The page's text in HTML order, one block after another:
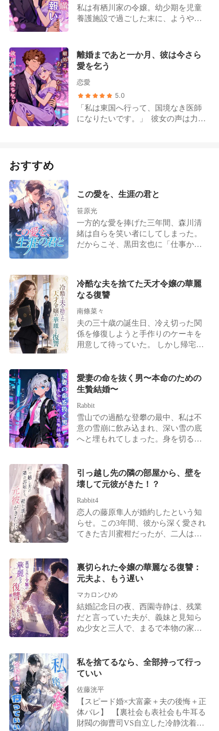
女の人生を継いだ。でも彼女の想い
は継がない。 よし、こうしよう。 夫
けてやった。 「勘違いするな。捨て
たのはお前だ。」 これは私（第三
者）の物語。弱い女の成り代わり、
しい。 そして、前夫よりももっと手
強い男が、私に興味を持ち始めてい
私は有栖川家の令嬢。幼少期を児童
養護施設で過ごした末に、ようやく
慈しんでくれた。 私の人生を破滅さ
せようとした女、菊池莉奈は精神科
施設に収容された。 私は安全で、愛
されていた。 自分の誕生日に、夫の
譲をオフィスで驚かせようと決め
た。でも、彼はそこにいなかった。
彼を見つけたのは、街の反対側にあ
た。今朝、私にしてくれたのと同
じ、愛情のこもった、慣れた仕草
で。 そっと近づくと、彼らの会話が
聞こえてきた。 私が誕生日に行きた
いと願った遊園地は、彼がすでに公
園全体を息子に約束していたために
ことは何でも信じるんだ。哀れなく
らいにな」 譲の声には、私の息を奪
うほどの残酷さが滲んでいた。 私の
現実のすべてが――この秘密の生活
に資金を提供していた愛情深い両親
も、献身的な夫も――五年間にわた
なかった。 スマホが震えた。譲から
のメッセージだった。彼が本当の家
族の隣に立ちながら送ってきたもの
だ。 「会議、終わったよ。疲れた。
会いたいな」 その何気ない嘘が、最
後の一撃だった。 彼らは私を、自分
たちがコントロールできる哀れで感
いたかを知ることになる。
離婚まであと一か月、彼は今さら
愛を乞う
恋愛
5.0
「私は東国へ行って、国境なき医師
になりたいです。」 彼女の声は力強
離婚します。私が出発した後は、彼
い。」 何度も耐えてきた。何度も過
去の真相を探し続けてきた。 自分が
癌に侵されたとき、夫は義妹と関係
を持っていた。 だから、彼女はつい
で、私たちはようやく解放され
る。」 だが、彼女が命の危機に陥っ
たそのとき、彼は病室で何度もひざ
まずき、彼女が目を覚ますよう祈り
続けていた。
おすすめ
この愛を、生涯の君と
笹原光
一方的な愛を捧げた三年間、森川清
緒は自らを笑い者にしてしまった。
だからこそ、黒田玄也に「仕事か離
ての理性的で、美貌と才気を兼ね備
えた「森川医薬」の継承者に戻るこ
とを。 その後。 元夫である黒田玄也
は、一族郎党を引き連れて復縁を懇
願しに跪くこととなる。 しかし、森
川清緒の背後は規格外だった。実父
世界に顔が利き妹を溺愛する腹黒社
長、そして弟は芸能界のドン。 そう
そう……もう一人。「芸能界で真面
目にやらなければ実家の千億の遺産
を継がせる」と脅されており、プラ
イドが高く毒舌だが、誰よりも彼女
には甘い「宿敵」の存在も忘れては
冷酷な夫を捨てた天才令嬢の華麗
なる復讐
南條菜々
夫の三十歳の誕生日、冷え切った関
係を修復しようと手作りのケーキを
用意して待っていた。 しかし帰宅し
夜中に出かけていこうとした。 「お
願い、今夜だけは、ここにい
私を、彼は虫ケラのように荒々しく
振り払った。 大理石のベンチに頭を
叩きつけられ、視界が血に染まる
中、彼は床の血を見ても「安っぽい
るような激痛の中、私の脳内で固く
閉ざされていた記憶の水門が轟音と
裏で牛耳る西園寺財閥の正統な後継
者であり、世界を凌駕する伝説のハ
ッカーだったのだ。 臆病で愚かだっ
を突きつけると、私は私を貶めた全
ての者たちへ血の代償を支払わせる
ための行動を開始した。
愛妻の命を抜く男〜本命のための
生贄結婚〜
Rabbit
雪山での過酷な登攀の最中、私は不
意の雪崩に飲み込まれ、深い雪の底
へと埋もれてしまった。身を切るよ
ていた。 そんな私を、夫は素手で10
時間も雪を掘り続け、十本の指から
出してくれた。そして直ちにチャー
ター機を手配し、最高級のプライベ
ート病院へと私を運び込み、懸命の
救命措置をとらせたのだ。 生命維持
た。そこで耳にしたのは、夫と担当
医が交わす信じられない会話だっ
するだけというお話だったはずで
す。 なぜ、奥様の造血幹細胞まで一
滴残らず抜き取ろうとなさるのです
か！」 「ご主人、これでは、あなた
まいますよ！」 いつもは感情を抑え
た理知的な夫の声が、骨の髄まで凍
るような残忍さを帯びて静かに響い
た。 「今日まで、この女を何不自由
なく健康に生かしてやったこと。そ
れこそが俺の最大の慈悲だ」 「俺が
引っ越し先の隣の部屋から、壁を
壊して元彼がきた！？
Rabbit4
恋人の藤原隼人が婚約したという知
らせ。この3年間、彼から深く愛され
てきた古川蜜柑だったが、二人は住
ことなく別れを告げる。 別れた後、
古川蜜柑は自分の人生を歩もうと努
を移して彼を避け続けたものの、藤
原隼人はまるで亡霊のように彼女の
生活へ姿を現す。 未練を残し、日夜
彼女を想い、執拗に追いすがる彼。
た「別の身分」へと姿を変えて
——。
裏切られた令嬢の華麗なる復讐：
元夫よ、もう遅い
マカロンひめ
結婚記念日の夜、西園寺静は、残業
だと言っていた夫が、義妹と見知ら
ぬ少女と三人で、まるで本物の家族
通事故に遭った彼女は、目を覚まし
た病室で、夫が友人に放った恐ろし
気取った顔を見てるだけで反吐が出
る。西園寺の核心技術を手に入れた
ら、あんな女、さっさと捨ててや
る」 退院して家に戻ると、そこはす
私を捨てるなら、全部持って行っ
ていい
佐藤洸平
【スピード婚×大富豪＋夫の後悔＋正
体バレ】 【裏社会も表社会も牛耳る
財閥の御曹司VS自立した冷静沈着な